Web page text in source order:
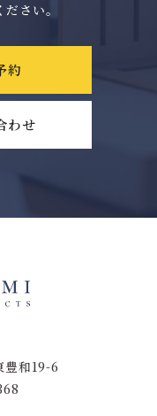
さい。
約
わせ
豊和19-6